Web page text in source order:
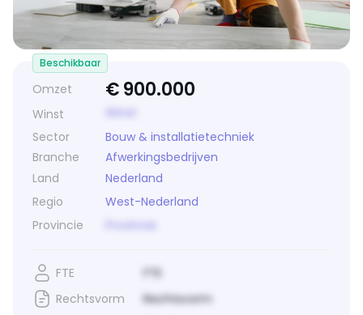
Omzet €900.000
Winst
Sector
Bouw & installatietechniek
Branche
Afwerkingsbedrijven
Land
Nederland
Regio
West-Nederland
Provincie
Beschikbaar
FTE
FTE
Rechtsvorm
Rechtsvorm